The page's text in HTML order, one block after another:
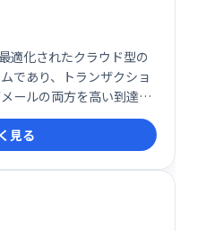
適化されたクラウド型の
であり、トランザクショ
ールの両方を高い到達率
化したソリューションで
フォーマンスに加え、開
重視した設計により、
中心に注目を集めていま
見る